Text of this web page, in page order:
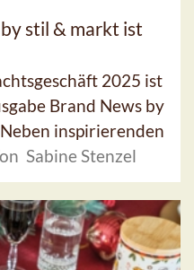
stil & markt ist
2025 ist
Brand News by
inspirierenden
Sabine Stenzel